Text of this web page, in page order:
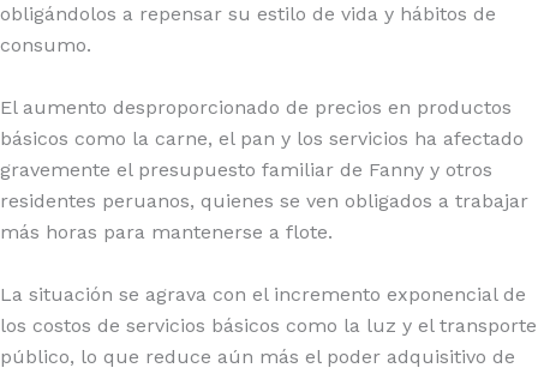
obligándolos a repensar su estilo de vida y hábitos de
consumo.
El aumento desproporcionado de precios en productos
básicos como la carne, el pan y los servicios ha afectado
gravemente el presupuesto familiar de Fanny y otros
residentes peruanos, quienes se ven obligados a trabajar
más horas para mantenerse a flote.
La situación se agrava con el incremento exponencial de
los costos de servicios básicos como la luz y el transporte
público, lo que reduce aún más el poder adquisitivo de